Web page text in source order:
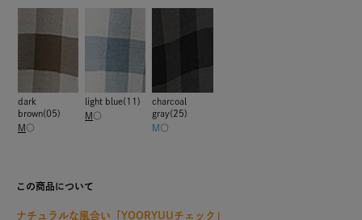
dark
brown(05)
M ○
light blue(11)
M ○
charcoal
gray(25)
M ○
この商品について
ナチュラルな風合い「YOORYUUチェック」